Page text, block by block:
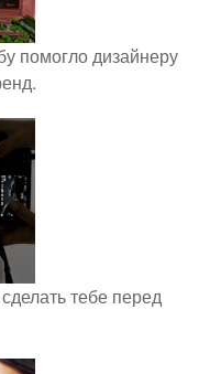
помогло дизайнеру
тебе перед